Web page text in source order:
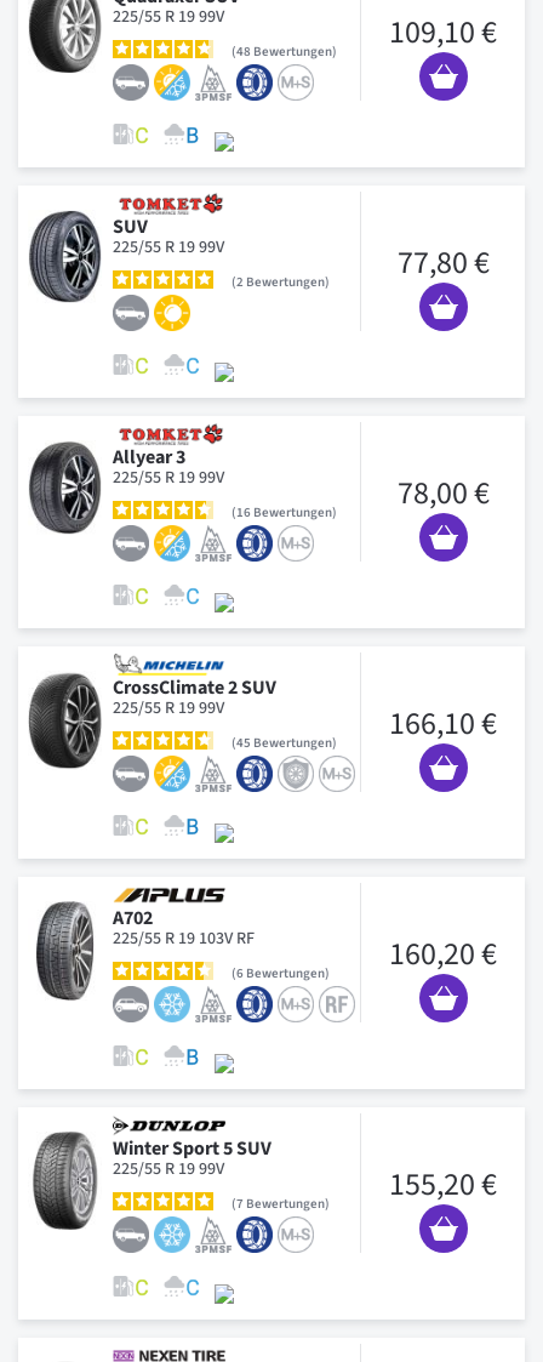
225/55 R 19 99V
48 Bewertungen 109,10 €
SUV
225/55 R 19 99V
2 Bewertungen 77,80 €
Allyear 3
225/55 R 19 99V
16 Bewertungen 78,00 €
CrossClimate 2 SUV
225/55 R 19 99V
45 Bewertungen 166,10 €
A702
225/55 R 19 103V RF
6 Bewertungen 160,20 €
Winter Sport 5 SUV
225/55 R 19 99V
7 Bewertungen 155,20 €